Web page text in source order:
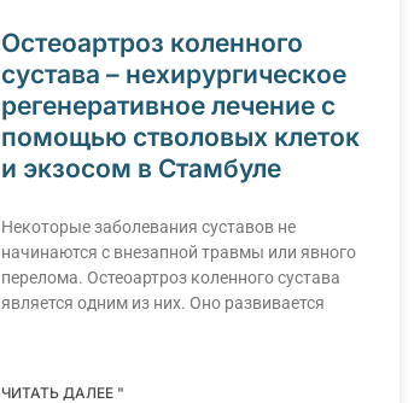
Остеоартроз коленного
сустава – нехирургическое
регенеративное лечение с
помощью стволовых клеток
и экзосом в Стамбуле
Некоторые заболевания суставов не
начинаются с внезапной травмы или явного
перелома. Остеоартроз коленного сустава
является одним из них. Оно развивается
ЧИТАТЬ ДАЛЕЕ "